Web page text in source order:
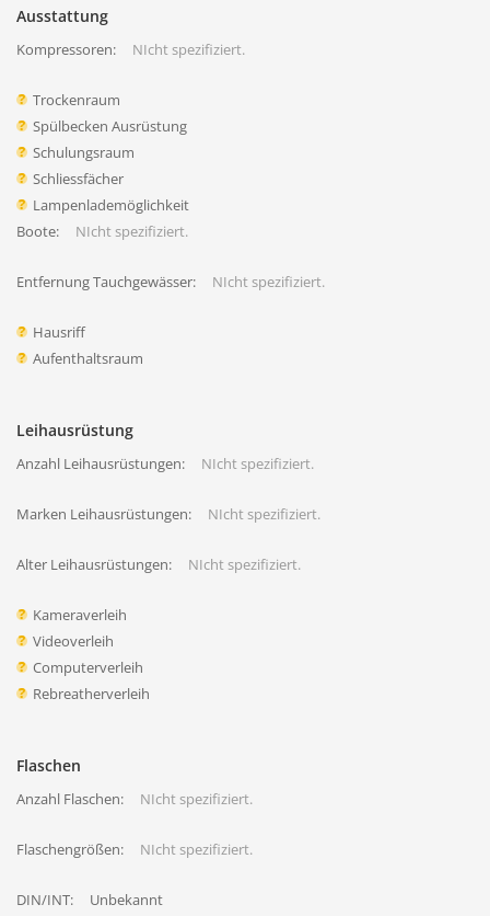
Ausstattung
Kompressoren: NIcht spezifiziert.
Trockenraum
Spülbecken Ausrüstung
Schulungsraum
Schliessfächer
Lampenlademöglichkeit
Boote:
NIcht spezifiziert.
Entfernung Tauchgewässer: NIcht spezifiziert.
Hausriff
Aufenthaltsraum
Leihausrüstung
Anzahl Leihausrüstungen: NIcht spezifiziert.
Marken Leihausrüstungen: NIcht spezifiziert.
Alter Leihausrüstungen: NIcht spezifiziert.
Kameraverleih
Videoverleih
Computerverleih
Rebreatherverleih
Flaschen
Anzahl Flaschen: NIcht spezifiziert.
Flaschengrößen: NIcht spezifiziert.
DIN/INT: Unbekannt